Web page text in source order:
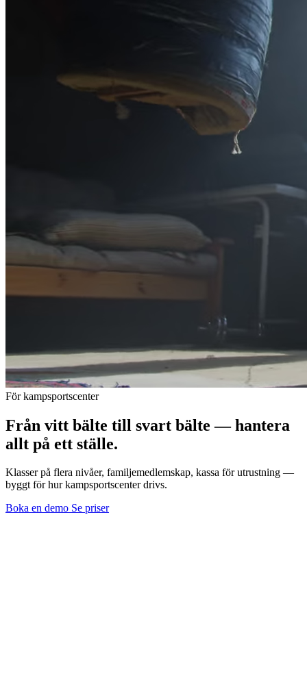
För kampsportscenter
Från vitt bälte till svart bälte — hantera
allt på ett ställe.
Klasser på flera nivåer, familjemedlemskap, kassa för utrustning —
byggt för hur kampsportscenter drivs.
Boka en demo Se priser